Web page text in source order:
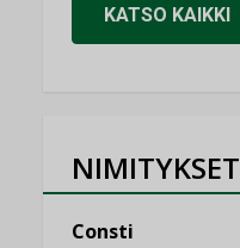
KATSO KAIKKI
NIMITYKSET
Consti